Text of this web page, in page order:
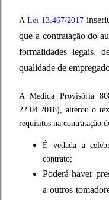
A Lei 13.467/2017
que a contratação do
formalidades legais,
qualidade de
A Medida Provisória
22.04.2018), alterou o
requisitos na contratação
É vedada a
contrato;
Poderá haver
a outros